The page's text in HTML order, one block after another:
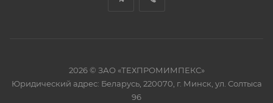
2026 © ЗАО «ТЕХПРОМИМПЕКС»
Юридический адрес: Беларусь, 220070, г. Минск, ул. Солтыса
96